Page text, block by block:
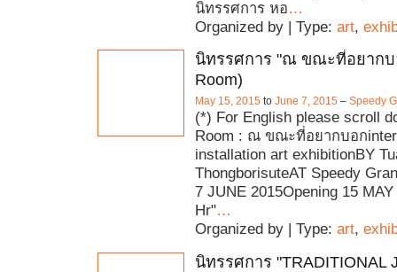
นิทรรศการ หอ…
Organized by | Type: art,
นิทรรศการ "ณ ขณะที่อยากบ
Room)
May 15, 2015 to June 7, 2015 – Speedy
(*) For English please scroll
Room : ณ ขณะที่อยากบอก
installation art exhibitionBY
ThongborisuteAT Speedy
7 JUNE 2015Opening 15
Hr"…
Organized by | Type: art,
นิทรรศการ "TRADITIONAL